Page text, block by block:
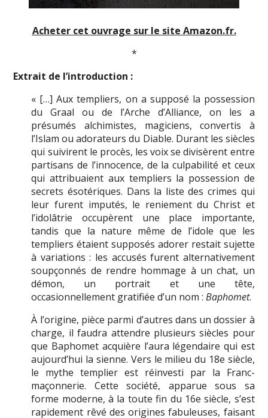
Acheter cet ouvrage sur le site Amazon.fr.
*
Extrait de l’introduction :
« […] Aux templiers, on a supposé la possession
du Graal ou de l’Arche d’Alliance, on les a
présumés alchimistes, magiciens, convertis à
l’Islam ou adorateurs du Diable. Durant les siècles
qui suivirent le procès, les voix se divisèrent entre
partisans de l’innocence, de la culpabilité et ceux
qui attribuaient aux templiers la possession de
secrets ésotériques. Dans la liste des crimes qui
leur furent imputés, le reniement du Christ et
l’idolâtrie occupèrent une place importante,
tandis que la nature même de l’idole que les
templiers étaient supposés adorer restait sujette
à variations : les accusés furent alternativement
soupçonnés de rendre hommage à un chat, un
démon, un portrait et une tête,
occasionnellement gratifiée d’un nom :Baphomet.
À l’origine, pièce parmi d’autres dans un dossier à
charge, il faudra attendre plusieurs siècles pour
que Baphomet acquière l’aura légendaire qui est
aujourd’hui la sienne. Vers le milieu du 18e siècle,
le mythe templier est réinvesti par la Franc­
maçonnerie. Cette société, apparue sous sa
forme moderne, à la toute fin du 16e siècle, s’est
rapidement rêvé des origines fabuleuses, faisant